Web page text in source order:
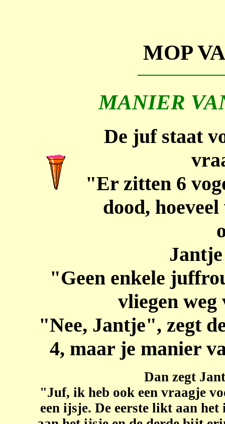
MOP
MANIER
De juf staat
"Er zitten 6
dood,
"Geen enkele
vliegen
"Nee, Jantje", zegt
4, maar je manier
Dan zegt
"Juf, ik heb ook een vraagje
een ijsje. De eerste likt aan het